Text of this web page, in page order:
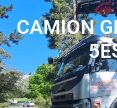
CAMION
Avec nos camions grue de
une capacité de levage
opérations de transport